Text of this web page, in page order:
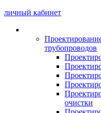
личный кабинет
трубопроводов
очистки